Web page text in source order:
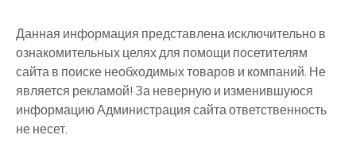
Данная информация представлена исключительно в
ознакомительных целях для помощи посетителям
сайта в поиске необходимых товаров и компаний. Не
является рекламой! За неверную и изменившуюся
информацию Администрация сайта ответственность
не несет.